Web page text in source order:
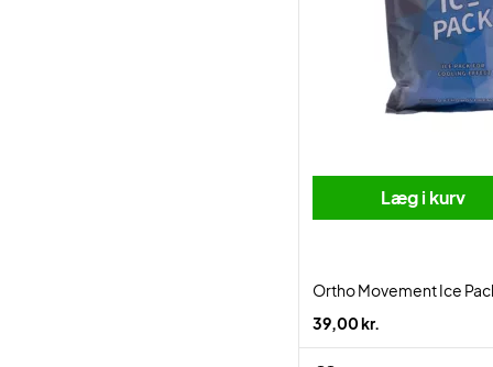
Læg i kurv
Ortho Movement Ice
39,00 kr.